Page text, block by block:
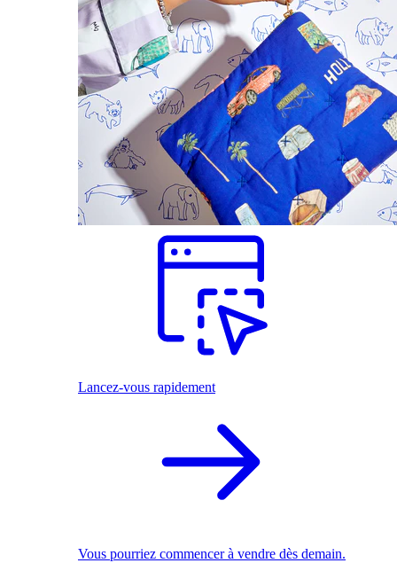
Lancez-vous rapidement
Vous pourriez commencer à vendre dès demain.